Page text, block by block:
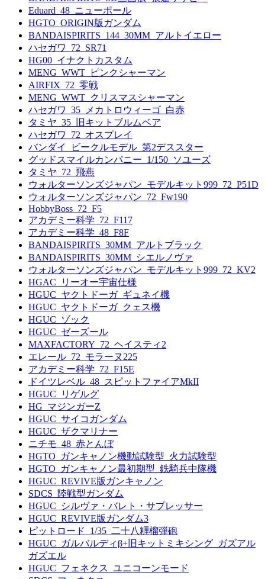
Eduard_48_ニューポール
HGTO_ORIGIN版ガンダム
BANDAISPIRITS_144_30MM_アルトイエロー
ハセガワ_72_SR71
HG00_イナクトカスタム
MENG_WWT_ピンクシャーマン
AIRFIX_72_零戦
MENG_WWT_クリスマスシャーマン
ハセガワ_35_メカトロウィーゴ_白赤
タミヤ_35_旧キットブルムベア
ハセガワ_72_オスプレイ
バンダイ_ビークルモデル_第2デススター
グッドスマイルカンパニー_1/150_ソユーズ
タミヤ_72_飛燕
ウォルターソンズジャパン_モデルキット999_72_P51D
ウォルターソンズジャパン_72_Fw190
HobbyBoss_72_F5
アカデミー科学_72_F117
アカデミー科学_48_F8F
BANDAISPIRITS_30MM_アルトブラック
BANDAISPIRITS_30MM_シエルノヴァ
ウォルターソンズジャパン_モデルキット999_72_KV2
HGAC_リーオー宇宙仕様
HGUC_ヤクトドーガ_ギュネイ機
HGUC_ヤクトドーガ_クェス機
HGUC_ゾック
HGUC_ゼーズール
MAXFACTORY_72_ヘイスティ2
エレール_72_モラーヌ225
アカデミー科学_72_F15E
ドイツレベル_48_スピットファイアMkII
HGUC_リゲルグ
HG_マジンガーZ
HGUC_サイコガンダム
HGUC_ザクマリナー
ニチモ_48_赤とんぼ
HGTO_ガンキャノン機動試験型_火力試験型
HGTO_ガンキャノン最初期型_鉄騎兵中隊機
HGUC_REVIVE版ガンキャノン
SDCS_陸戦型ガンダム
HGUC_シルヴァ・バレト・サプレッサー
HGUC_REVIVE版ガンダム3
ピットロード_1/35_二十八糎榴弾砲
HGUC_ガルバルディβ+旧キットミキシング_ガズアル
ガズエル
HGUC_フェネクス_ユニコーンモード